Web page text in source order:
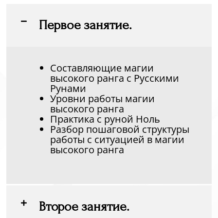
Первое занятие.
Составляющие магии
высокого ранга с Русскими
Рунами
Уровни работы магии
высокого ранга
Практика с руной Ноль
Разбор пошаговой структуры
работы с ситуацией в магии
высокого ранга
Второе занятие.